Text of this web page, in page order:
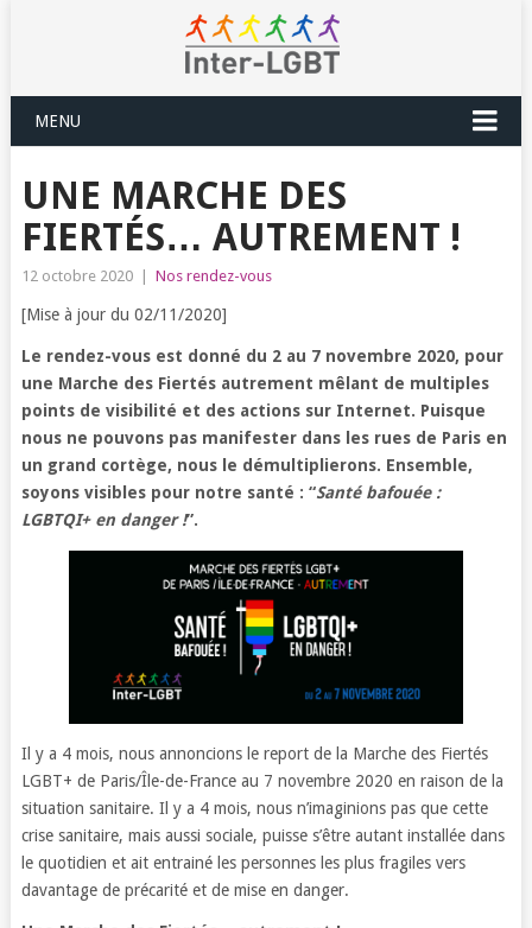
MENU
UNE MARCHE DES
FIERTÉS… AUTREMENT !
12 octobre 2020 Nos rendez-vous
[Mise à jour du 02/11/2020]
Le rendez-vous est donné du 2 au 7 novembre 2020, pour
une Marche des Fiertés autrement mêlant de multiples
points de visibilité et des actions sur Internet. Puisque
nous ne pouvons pas manifester dans les rues de Paris en
un grand cortège, nous le démultiplierons. Ensemble,
soyons visibles pour notre santé : “Santé bafouée :
LGBTQI+ en danger !”.
Il y a 4 mois, nous annoncions le report de la Marche des Fiertés
LGBT+ de Paris/Île-de-France au 7 novembre 2020 en raison de la
situation sanitaire. Il y a 4 mois, nous n’imaginions pas que cette
crise sanitaire, mais aussi sociale, puisse s’être autant installée dans
le quotidien et ait entrainé les personnes les plus fragiles vers
davantage de précarité et de mise en danger.